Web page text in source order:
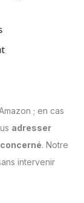
; en cas
adresser
. Notre
intervenir